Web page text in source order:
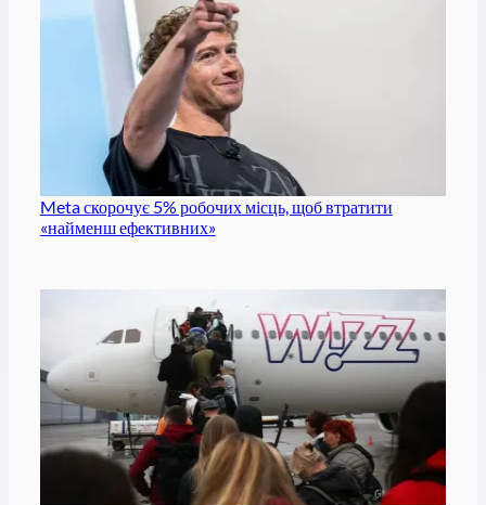
Meta скорочує 5% робочих місць, щоб втратити
«найменш ефективних»